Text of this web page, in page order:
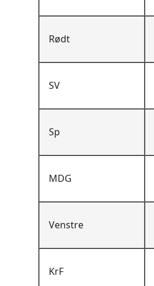
Rødt
SV
Sp
MDG
Venstre
KrF